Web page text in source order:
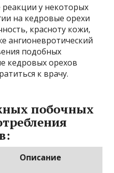
реакции у некоторых
на кедровые орехи
красноту кожи,
ангионевротический
подобных
кедровых орехов
к врачу.
побочных
Описание